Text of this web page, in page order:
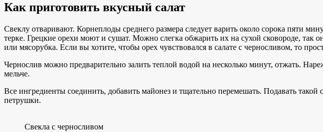
Как приготовить вкусный салат
Свеклу отваривают. Корнеплоды среднего размера следует варить около сорока пяти
терке. Грецкие орехи моют и сушат. Можно слегка обжарить их на сухой сковороде, так
или мясорубка. Если вы хотите, чтобы орех чувствовался в салате с черносливом, то
Чернослив можно предварительно залить теплой водой на несколько минут, отжать.
мельче.
Все ингредиенты соединить, добавить майонез и тщательно перемешать. Подавать
петрушки.
Свекла с черносливом